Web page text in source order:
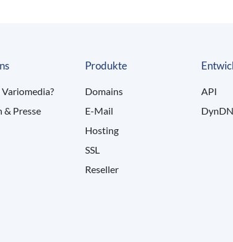
& Presse
Produkte
Domains
E-Mail
Hosting
SSL
Reseller
API